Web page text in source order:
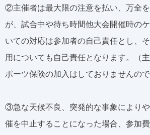
②主催者は最大限の注意を払い、万全
が、試合中や待ち時間他大会開催時の
いての対応は参加者の自己責任とし、
用についても自己責任となります。（
ポーツ保険の加入はしておりませんので
③急な天候不良、突発的な事象により
催を中止することになった場合、参加